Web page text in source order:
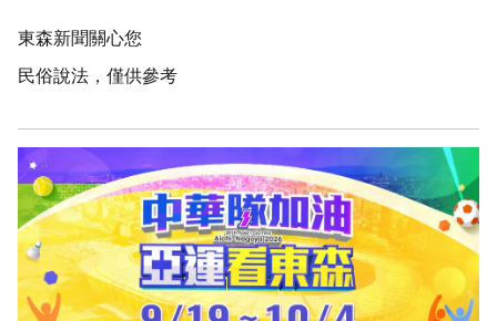
東森新聞關心您
民俗說法，僅供參考